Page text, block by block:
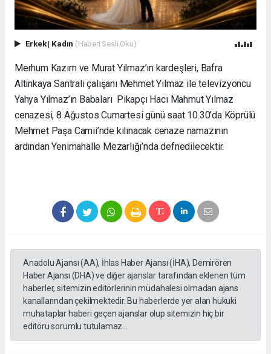
Erkek| Kadın (Haberi Sesli Oku)
Merhum Kazım ve Murat Yılmaz’ın kardeşleri, Bafra
Altınkaya Santrali çalışanı Mehmet Yılmaz ile televizyoncu
Yahya Yılmaz’ın Babaları Pikapçı Hacı Mahmut Yılmaz
cenazesi, 8 Ağustos Cumartesi günü saat 10.30’da Köprülü
Mehmet Paşa Camii’nde kılınacak cenaze namazının
ardından Yenimahalle Mezarlığı’nda defnedilecektir.
Anadolu Ajansı (AA), İhlas Haber Ajansı (İHA), Demirören
Haber Ajansı (DHA) ve diğer ajanslar tarafından eklenen tüm
haberler, sitemizin editörlerinin müdahalesi olmadan ajans
kanallarından çekilmektedir. Bu haberlerde yer alan hukuki
muhataplar haberi geçen ajanslar olup sitemizin hiç bir
editörü sorumlu tutulamaz...